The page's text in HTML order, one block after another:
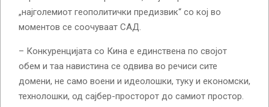
„најголемиот геополитички предизвик“ со кој во
моментов се соочуваат САД.
– Конкуренцијата со Кина е единствена по својот
обем и таа навистина се одвива во речиси сите
домени, не само воени и идеолошки, туку и економски,
технолошки, од сајбер-просторот до самиот простор.